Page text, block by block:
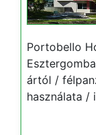
Portobello
ártól /
használata /